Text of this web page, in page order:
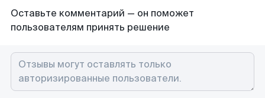
Оставьте комментарий — он поможет
пользователям принять решение